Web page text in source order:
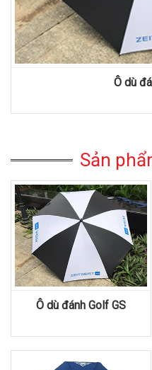
Ô dù
Sản
Ô dù đánh Golf GS